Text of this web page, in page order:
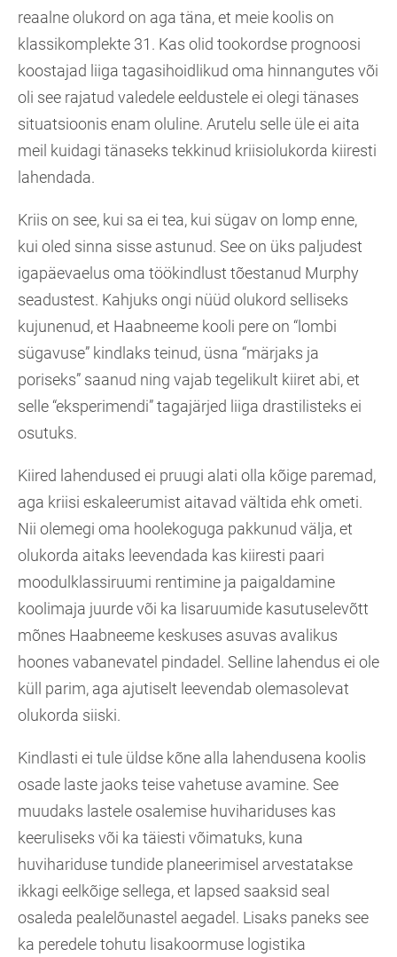
reaalne olukord on aga täna, et meie koolis on
klassikomplekte 31. Kas olid tookordse prognoosi
koostajad liiga tagasihoidlikud oma hinnangutes või
oli see rajatud valedele eeldustele ei olegi tänases
situatsioonis enam oluline. Arutelu selle üle ei aita
meil kuidagi tänaseks tekkinud kriisiolukorda kiiresti
lahendada.
Kriis on see, kui sa ei tea, kui sügav on lomp enne,
kui oled sinna sisse astunud. See on üks paljudest
igapäevaelus oma töökindlust tõestanud Murphy
seadustest. Kahjuks ongi nüüd olukord selliseks
kujunenud, et Haabneeme kooli pere on “lombi
sügavuse” kindlaks teinud, üsna “märjaks ja
poriseks” saanud ning vajab tegelikult kiiret abi, et
selle “eksperimendi” tagajärjed liiga drastilisteks ei
osutuks.
Kiired lahendused ei pruugi alati olla kõige paremad,
aga kriisi eskaleerumist aitavad vältida ehk ometi.
Nii olemegi oma hoolekoguga pakkunud välja, et
olukorda aitaks leevendada kas kiiresti paari
moodulklassiruumi rentimine ja paigaldamine
koolimaja juurde või ka lisaruumide kasutuselevõtt
mõnes Haabneeme keskuses asuvas avalikus
hoones vabanevatel pindadel. Selline lahendus ei ole
küll parim, aga ajutiselt leevendab olemasolevat
olukorda siiski.
Kindlasti ei tule üldse kõne alla lahendusena koolis
osade laste jaoks teise vahetuse avamine. See
muudaks lastele osalemise huvihariduses kas
keeruliseks või ka täiesti võimatuks, kuna
huvihariduse tundide planeerimisel arvestatakse
ikkagi eelkõige sellega, et lapsed saaksid seal
osaleda pealelõunastel aegadel. Lisaks paneks see
ka peredele tohutu lisakoormuse logistika